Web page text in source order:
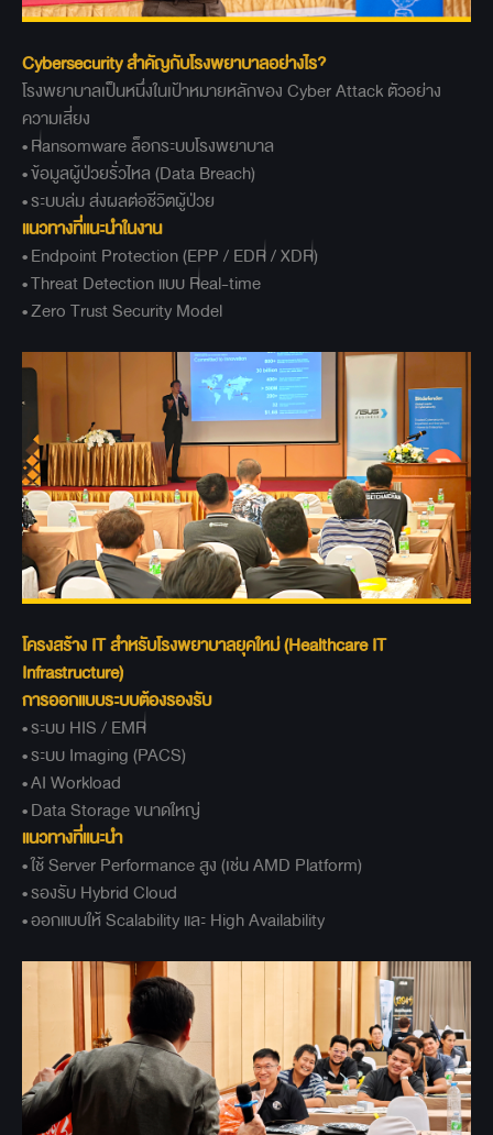
Cybersecurityสำคัญกับโรงพยาบาลอย่างไร?
โรงพยาบาลเป็นหนึ่งในเป้าหมายหลักของ Cyber Attack ตัวอย่าง
ความเสี่ยง
•Ransomware ล็อกระบบโรงพยาบาล
•ข้อมูลผู้ป่วยรั่วไหล (Data Breach)
•ระบบล่ม ส่งผลต่อชีวิตผู้ป่วย
แนวทางที่แนะนำในงาน
•Endpoint Protection (EPP / EDR / XDR)
•Threat Detection แบบ Real-time
•Zero Trust Security Model
โครงสร้าง ITสำหรับโรงพยาบาลยุคใหม่ (Healthcare IT
Infrastructure)
การออกแบบระบบต้องรองรับ
• ระบบ HIS / EMR
• ระบบ Imaging (PACS)
• AI Workload
• Data Storage ขนาดใหญ่
แนวทางที่แนะนำ
• ใช้ Server Performance สูง (เช่น AMD Platform)
• รองรับ Hybrid Cloud
• ออกแบบให้ Scalability และ High Availability